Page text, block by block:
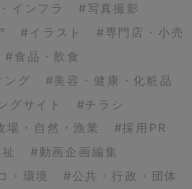
インフラ
#写真撮影
#イラスト
#専門店・小売
#食品・飲食
ング
#美容・健康・化粧品
グサイト
#チラシ
場・自然・漁業
#採用PR
#動画企画編集
・環境
#公共・行政・団体